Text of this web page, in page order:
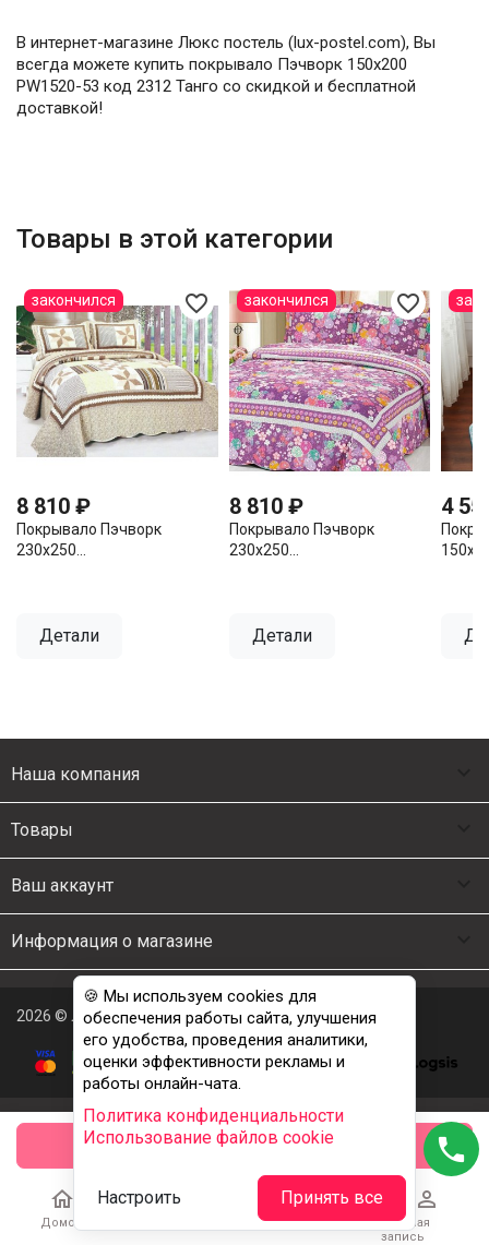
В интернет-магазине Люкс постель (lux-postel.com), Вы
всегда можете купить покрывало Пэчворк 150х200
PW1520-53 код 2312 Танго со скидкой и бесплатной
доставкой!
Товары в этой категории
favorite_border
8 810 ₽
Покрывало Пэчворк
230х250...
Детали
закончился favorite_border
8 810 ₽
Покрывало Пэчворк
230х250...
Детали
закончился
4
Наша компания
Товары
Ваш аккаунт
Информация о магазине
2026 © Люкс Постель
🍪 Мы используем cookies для
обеспечения работы сайта, улучшения
его удобства, проведения аналитики,
оценки эффективности рекламы и
работы онлайн-чата.
Политика конфиденциальности
Использование файлов cookie
Настроить Принять все
phone
заказать

Домой

Корзина

Избранное

Учетная
запись